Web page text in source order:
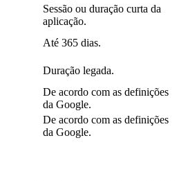
Sessão ou duração curta da
aplicação.
Até 365 dias.
Duração legada.
De acordo com as definições
da Google.
De acordo com as definições
da Google.